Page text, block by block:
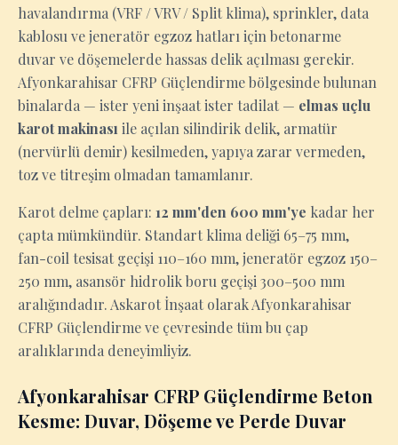
havalandırma (VRF / VRV / Split klima), sprinkler, data
kablosu ve jeneratör egzoz hatları için betonarme
duvar ve döşemelerde hassas delik açılması gerekir.
Afyonkarahisar CFRP Güçlendirme bölgesinde bulunan
binalarda — ister yeni inşaat ister tadilat — elmas uçlu
karot makinası ile açılan silindirik delik, armatür
(nervürlü demir) kesilmeden, yapıya zarar vermeden,
toz ve titreşim olmadan tamamlanır.
Karot delme çapları: 12 mm'den 600 mm'ye kadar her
çapta mümkündür. Standart klima deliği 65–75 mm,
fan-coil tesisat geçişi 110–160 mm, jeneratör egzoz 150–
250 mm, asansör hidrolik boru geçişi 300–500 mm
aralığındadır. Askarot İnşaat olarak Afyonkarahisar
CFRP Güçlendirme ve çevresinde tüm bu çap
aralıklarında deneyimliyiz.
Afyonkarahisar CFRP Güçlendirme Beton
Kesme: Duvar, Döşeme ve Perde Duvar